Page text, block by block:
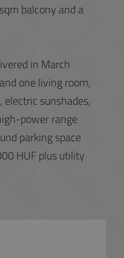
balcony and a
in March
one living room,
sunshades,
power range
parking space
HUF plus utility